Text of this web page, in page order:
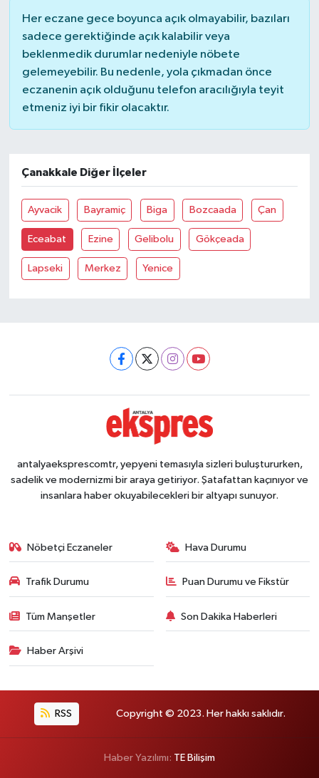
Her eczane gece boyunca açık olmayabilir, bazıları
sadece gerektiğinde açık kalabilir veya
beklenmedik durumlar nedeniyle nöbete
gelemeyebilir. Bu nedenle, yola çıkmadan önce
eczanenin açık olduğunu telefon aracılığıyla teyit
etmeniz iyi bir fikir olacaktır.
Çanakkale Diğer İlçeler
Ayvacik Bayramiç Biga Bozcaada Çan
Eceabat Ezine Gelibolu Gökçeada
Lapseki Merkez Yenice
antalyaeksprescomtr, yepyeni temasıyla sizleri buluştururken,
sadelik ve modernizmi bir araya getiriyor. Şatafattan kaçınıyor ve
insanlara haber okuyabilecekleri bir altyapı sunuyor.
Nöbetçi Eczaneler Hava Durumu
Trafik Durumu Puan Durumu ve Fikstür
Tüm Manşetler Son Dakika Haberleri
Haber Arşivi
RSS Copyright © 2023. Her hakkı saklıdır.
Haber Yazılımı: TE Bilişim
YAZARLAR